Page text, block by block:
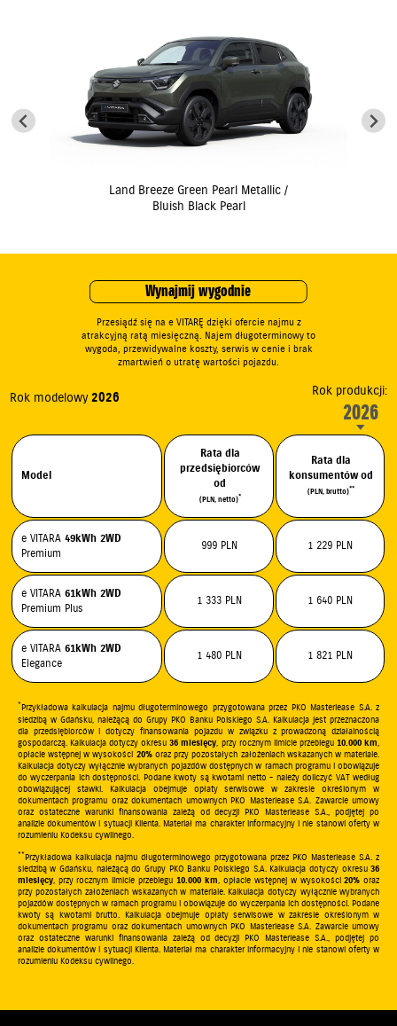
Land Breeze Green Pearl Metallic /
Bluish Black Pearl
Wynajmij wygodnie
Przesiądź się na e VITARĘ dzięki ofercie najmu z
atrakcyjną ratą miesięczną. Najem długoterminowy to
wygoda, przewidywalne koszty, serwis w cenie i brak
zmartwień o utratę wartości pojazdu.
Rok modelowy2026 Rok produkcji:
2026
Model
Rata dla
przedsiębiorców
od
(PLN, netto)*
Rata dla
konsumentów od
(PLN, brutto)**
e VITARA 49kWh 2WD
Premium
999 PLN 1 229 PLN
e VITARA 61kWh 2WD
Premium Plus
1 333 PLN 1 640 PLN
e VITARA 61kWh 2WD
Elegance
1 480 PLN 1 821 PLN
*Przykładowa kalkulacja najmu długoterminowego przygotowana przez PKO Masterlease S.A. z
siedzibą w Gdańsku, należącą do Grupy PKO Banku Polskiego S.A. Kalkulacja jest przeznaczona
dla przedsiębiorców i dotyczy finansowania pojazdu w związku z prowadzoną działalnością
gospodarczą. Kalkulacja dotyczy okresu36 miesięcy, przy rocznym limicie przebiegu10.000 km,
opłacie wstępnej w wysokości 20%oraz przy pozostałych założeniach wskazanych w materiale.
Kalkulacja dotyczy wyłącznie wybranych pojazdów dostępnych w ramach programu i obowiązuje
do wyczerpania ich dostępności. Podane kwoty są kwotami netto - należy doliczyć VAT według
obowiązującej stawki. Kalkulacja obejmuje opłaty serwisowe w zakresie określonym w
dokumentach programu oraz dokumentach umownych PKO Masterlease S.A. Zawarcie umowy
oraz ostateczne warunki finansowania zależą od decyzji PKO Masterlease S.A., podjętej po
analizie dokumentów i sytuacji Klienta. Materiał ma charakter informacyjny i nie stanowi oferty w
rozumieniu Kodeksu cywilnego.
**Przykładowa kalkulacja najmu długoterminowego przygotowana przez PKO Masterlease S.A. z
siedzibą w Gdańsku, należącą do Grupy PKO Banku Polskiego S.A. Kalkulacja dotyczy okresu36
miesięcy, przy rocznym limicie przebiegu10.000 km, opłacie wstępnej w wysokości20% oraz
przy pozostałych założeniach wskazanych w materiale. Kalkulacja dotyczy wyłącznie wybranych
pojazdów dostępnych w ramach programu i obowiązuje do wyczerpania ich dostępności. Podane
kwoty są kwotami brutto. Kalkulacja obejmuje opłaty serwisowe w zakresie określonym w
dokumentach programu oraz dokumentach umownych PKO Masterlease S.A. Zawarcie umowy
oraz ostateczne warunki finansowania zależą od decyzji PKO Masterlease S.A., podjętej po
analizie dokumentów i sytuacji Klienta. Materiał ma charakter informacyjny i nie stanowi oferty w
rozumieniu Kodeksu cywilnego.